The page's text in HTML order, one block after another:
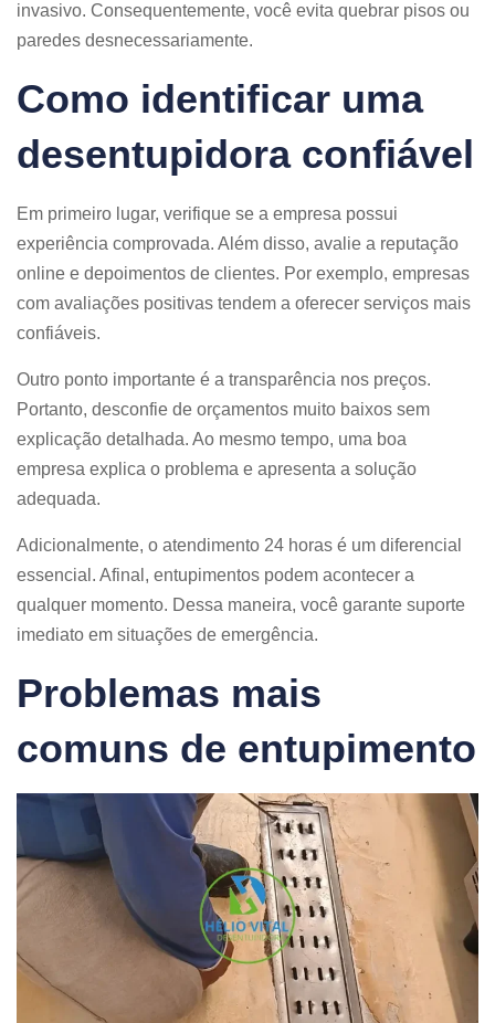
invasivo. Consequentemente, você evita quebrar pisos ou
paredes desnecessariamente.
Como identificar uma
desentupidora confiável
Em primeiro lugar, verifique se a empresa possui
experiência comprovada. Além disso, avalie a reputação
online e depoimentos de clientes. Por exemplo, empresas
com avaliações positivas tendem a oferecer serviços mais
confiáveis.
Outro ponto importante é a transparência nos preços.
Portanto, desconfie de orçamentos muito baixos sem
explicação detalhada. Ao mesmo tempo, uma boa
empresa explica o problema e apresenta a solução
adequada.
Adicionalmente, o atendimento 24 horas é um diferencial
essencial. Afinal, entupimentos podem acontecer a
qualquer momento. Dessa maneira, você garante suporte
imediato em situações de emergência.
Problemas mais
comuns de entupimento